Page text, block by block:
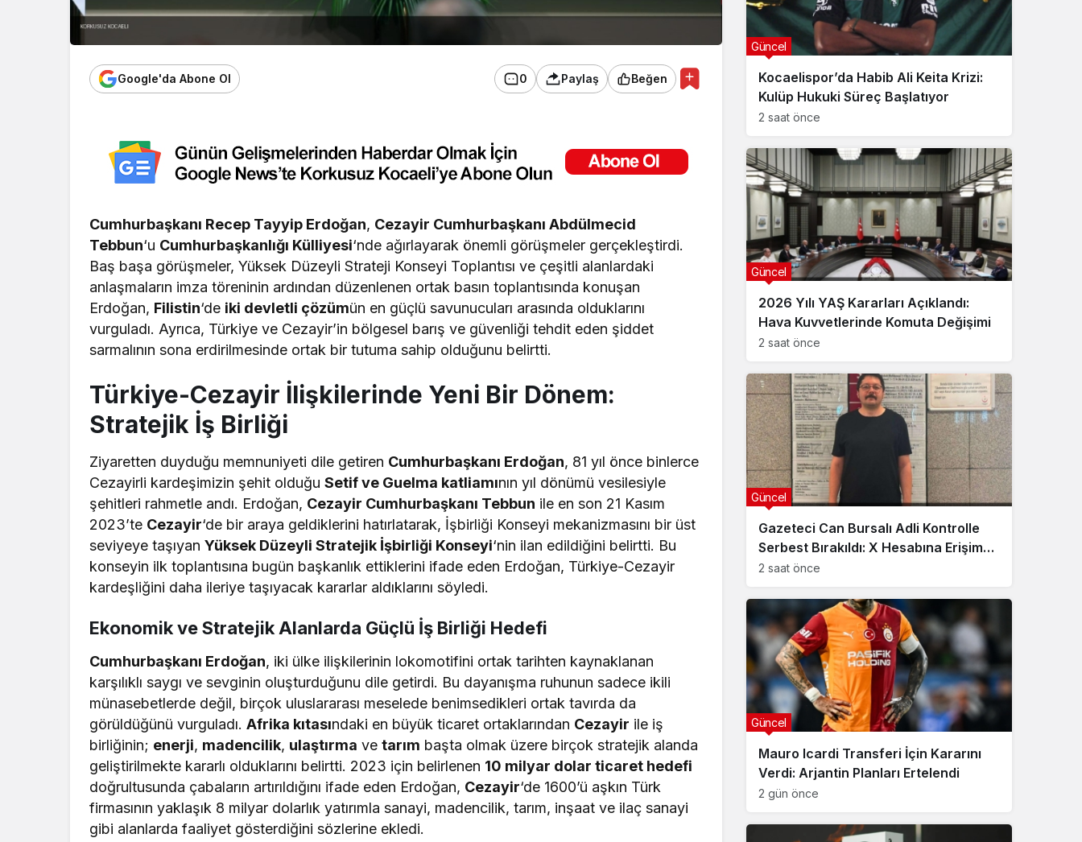
Google'da Abone Ol 0 Paylaş Beğen
Cumhurbaşkanı Recep Tayyip Erdoğan, Cezayir Cumhurbaşkanı Abdülmecid
Tebbun‘u Cumhurbaşkanlığı Külliyesi‘nde ağırlayarak önemli görüşmeler gerçekleştirdi.
Baş başa görüşmeler, Yüksek Düzeyli Strateji Konseyi Toplantısı ve çeşitli alanlardaki
anlaşmaların imza töreninin ardından düzenlenen ortak basın toplantısında konuşan
Erdoğan, Filistin‘de iki devletli çözümün en güçlü savunucuları arasında olduklarını
vurguladı. Ayrıca, Türkiye ve Cezayir’in bölgesel barış ve güvenliği tehdit eden şiddet
sarmalının sona erdirilmesinde ortak bir tutuma sahip olduğunu belirtti.
Türkiye-Cezayir İlişkilerinde Yeni Bir Dönem:
Stratejik İş Birliği
Ziyaretten duyduğu memnuniyeti dile getiren Cumhurbaşkanı Erdoğan, 81 yıl önce binlerce
Cezayirli kardeşimizin şehit olduğuSetif ve Guelma katliamının yıl dönümü vesilesiyle
şehitleri rahmetle andı. Erdoğan, Cezayir Cumhurbaşkanı Tebbun ile en son 21 Kasım
2023’te Cezayir‘de bir araya geldiklerini hatırlatarak, İşbirliği Konseyi mekanizmasını bir üst
seviyeye taşıyanYüksek Düzeyli Stratejik İşbirliği Konseyi‘nin ilan edildiğini belirtti. Bu
konseyin ilk toplantısına bugün başkanlık ettiklerini ifade eden Erdoğan, Türkiye-Cezayir
kardeşliğini daha ileriye taşıyacak kararlar aldıklarını söyledi.
Ekonomik ve Stratejik Alanlarda Güçlü İş Birliği Hedefi
Cumhurbaşkanı Erdoğan, iki ülke ilişkilerinin lokomotifini ortak tarihten kaynaklanan
karşılıklı saygı ve sevginin oluşturduğunu dile getirdi. Bu dayanışma ruhunun sadece ikili
münasebetlerde değil, birçok uluslararası meselede benimsedikleri ortak tavırda da
görüldüğünü vurguladı.Afrika kıtasındaki en büyük ticaret ortaklarından Cezayir ile iş
birliğinin; enerji, madencilik, ulaştırma vetarım başta olmak üzere birçok stratejik alanda
geliştirilmekte kararlı olduklarını belirtti. 2023 için belirlenen 10 milyar dolar ticaret hedefi
doğrultusunda çabaların artırıldığını ifade eden Erdoğan, Cezayir‘de 1600’ü aşkın Türk
firmasının yaklaşık 8 milyar dolarlık yatırımla sanayi, madencilik, tarım, inşaat ve ilaç sanayi
gibi alanlarda faaliyet gösterdiğini sözlerine ekledi.
Kocaelispor’da Habib Ali Keita Krizi:
Kulüp Hukuki Süreç Başlatıyor
2 saat önce
Güncel
2026 Yılı YAŞ Kararları Açıklandı:
Hava Kuvvetlerinde Komuta Değişimi
2 saat önce
Güncel
Gazeteci Can Bursalı Adli Kontrolle
Serbest Bırakıldı: X Hesabına Erişim
Engeli Getirildi
2 saat önce
Güncel
Mauro Icardi Transferi İçin Kararını
Verdi: Arjantin Planları Ertelendi
2 gün önce
Güncel